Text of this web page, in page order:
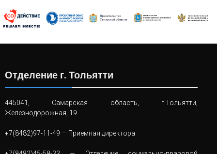
Отделение г. Тольятти
445041, Самарская область, г.Тольятти,
Железнодорожная, 19
+7(8482)97-11-49 — Приемная директора